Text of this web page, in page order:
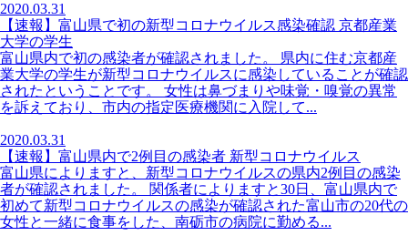
2020.03.31
【速報】富山県で初の新型コロナウイルス感染確認 京都産業
大学の学生
富山県内で初の感染者が確認されました。 県内に住む京都産
業大学の学生が新型コロナウイルスに感染していることが確認
されたということです。 女性は鼻づまりや味覚・嗅覚の異常
を訴えており、市内の指定医療機関に入院して...
2020.03.31
【速報】富山県内で2例目の感染者 新型コロナウイルス
富山県によりますと、新型コロナウイルスの県内2例目の感染
者が確認されました。 関係者によりますと30日、富山県内で
初めて新型コロナウイルスの感染が確認された富山市の20代の
女性と一緒に食事をした、南砺市の病院に勤める...